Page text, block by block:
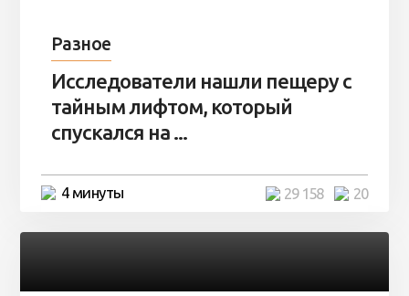
Разное
Исследователи нашли пещеру с
тайным лифтом, который
спускался на ...
4 минуты 20
29 158